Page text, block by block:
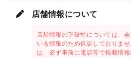
店舗情報について
店舗情報の正確性については、
いる情報のため保証しておりま
は、必ず事前に電話等で掲載情